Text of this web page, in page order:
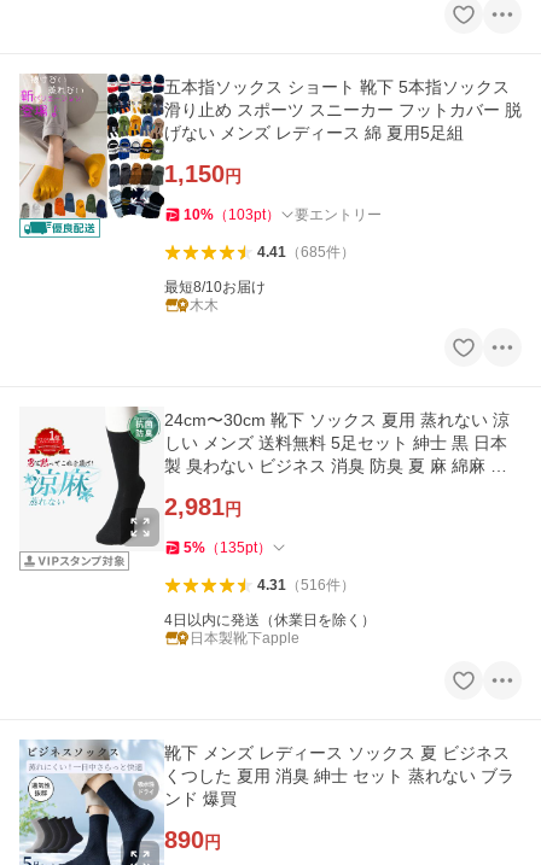
五本指ソックス ショート 靴下 5本指ソックス
滑り止め スポーツ スニーカー フットカバー 脱
げない メンズ レディース 綿 夏用5足組
1,150円
10% （ 103pt） 要エントリー
4.41（685件）
最短8/10お届け
木木
24cm〜30cm 靴下 ソックス 夏用 蒸れない 涼
しい メンズ 送料無料 5足セット 紳士 黒 日本
製 臭わない ビジネス 消臭 防臭 夏 麻 綿麻 大
2,981円
5% （ 135pt）
4.31（516件）
4日以内に発送（休業日を除く）
日本製靴下apple
靴下 メンズ レディース ソックス 夏 ビジネス
くつした 夏用 消臭 紳士 セット 蒸れない ブラ
ンド 爆買
890円